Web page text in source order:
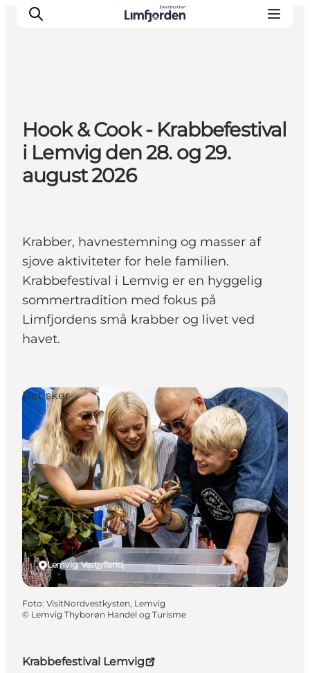
Hook & Cook - Krabbefestival
i Lemvig den 28. og 29.
august 2026
Krabber, havnestemning og masser af
sjove aktiviteter for hele familien.
Krabbefestival i Lemvig er en hyggelig
sommertradition med fokus på
Limfjordens små krabber og livet ved
havet.
Krabbefestival Lemvig
Lemvig, Vestjylland
Det sker
Foto: VisitNordvestkysten, Lemvig
© Lemvig Thyborøn Handel og Turisme